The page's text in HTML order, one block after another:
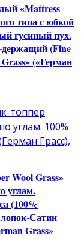
«Mattress
типа с юбкой
гусиный пух.
(Fine
(«Герман
Wool Grass»
углам.
(100%
Сатин
Grass»